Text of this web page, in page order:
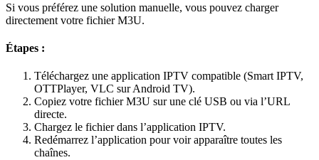
Si vous préférez une solution manuelle, vous pouvez charger
directement votre fichier M3U.
Étapes :
Téléchargez une application IPTV compatible (Smart IPTV,
OTTPlayer, VLC sur Android TV).
Copiez votre fichier M3U sur une clé USB ou via l’URL
directe.
Chargez le fichier dans l’application IPTV.
Redémarrez l’application pour voir apparaître toutes les
chaînes.